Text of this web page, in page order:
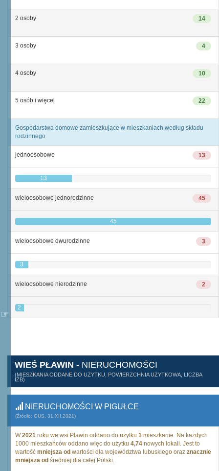
14
2 osoby
4
3 osoby
10
4 osoby
22
5 osób i więcej
Gospodarstwa domowe zamieszkujące w mieszkaniach według składu
rodzinnego
13
jednoosobowe
13
45
wieloosobowe jednorodzinne
45
3
wieloosobowe dwurodzinne
3
2
wieloosobowe nierodzinne
2
WIEŚ PŁAWIN - NIERUCHOMOŚCI
(MIESZKANIA ODDANE DO UŻYTKU, POWIERZCHNIA UŻYTKOWA, LICZBA
IZB)
NIERUCHOMOŚCI W PIGUŁCE
(Źródło: GUS, 31.XII.2021)
W2021 roku we wsi Pławin oddano do użytku 1 mieszkanie. Na każdych
1000 mieszkańców oddano więc do użytku 4,74 nowych lokali. Jest to
wartość mniejsza od wartości dla województwa lubuskiego oraz znacznie
mniejsza od średniej dla całej Polski.